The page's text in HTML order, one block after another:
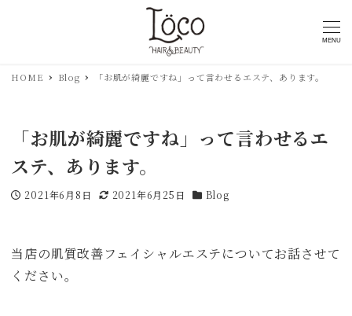
MENU
HOME Blog 「お肌が綺麗ですね」って言わせるエステ、あります。
「お肌が綺麗ですね」って言わせるエ
ステ、あります。
投稿日
2021年6月8日
更新日
2021年6月25日
カテゴリー
Blog
当店の肌質改善フェイシャルエステについてお話させて
ください。